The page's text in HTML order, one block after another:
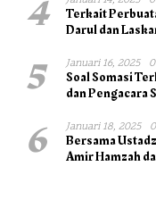
4
Terkait
Darul dan
5 Januari 16, 2025
Soal Somasi
dan Pengacara
6 Januari 18, 2025
Bersama
Amir Hamzah